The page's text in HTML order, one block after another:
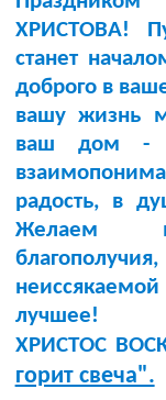
ХРИСТОВА!
станет
доброго в
вашу жизнь
ваш дом -
радость, в
Желаем
лучшее!
ХРИСТОС
горит свеча".